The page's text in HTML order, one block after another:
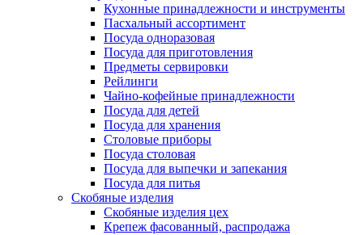
Кухонные принадлежности и инструменты
Пасхальный ассортимент
Посуда одноразовая
Посуда для приготовления
Предметы сервировки
Рейлинги
Чайно-кофейные принадлежности
Посуда для детей
Посуда для хранения
Столовые приборы
Посуда столовая
Посуда для выпечки и запекания
Посуда для питья
Скобяные изделия
Скобяные изделия цех
Крепеж фасованный, распродажа